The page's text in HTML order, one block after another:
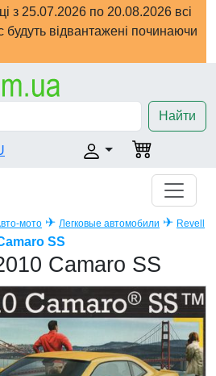
з 25.07.2026 по 20.08.2026 всі
відвантажені починаючи
Найти
мото ✈ Легковые автомобили ✈ Revell
SS
Camaro SS